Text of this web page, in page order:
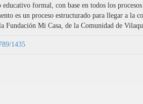
educativo formal, con base en todos los
es un proceso estructurado para llegar a
Fundación Mi Casa, de la Comunidad de
1435